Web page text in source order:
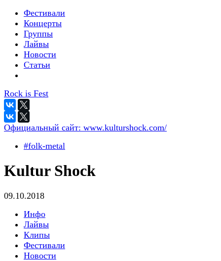
Фестивали
Концерты
Группы
Лайвы
Новости
Статьи
Rock is Fest
Официальный сайт: www.kulturshock.com/
#folk-metal
Kultur Shock
09.10.2018
Инфо
Лайвы
Клипы
Фестивали
Новости